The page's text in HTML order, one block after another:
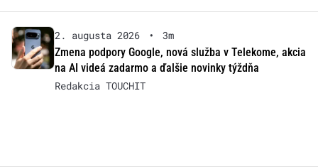
2. augusta 2026 •
3m
Zmena podpory Google, nová služba v Telekome, akcia
na AI videá zadarmo a ďalšie novinky týždňa
Redakcia TOUCHIT